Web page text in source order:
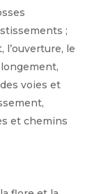
;
l’ouverture, le
voies et
et chemins